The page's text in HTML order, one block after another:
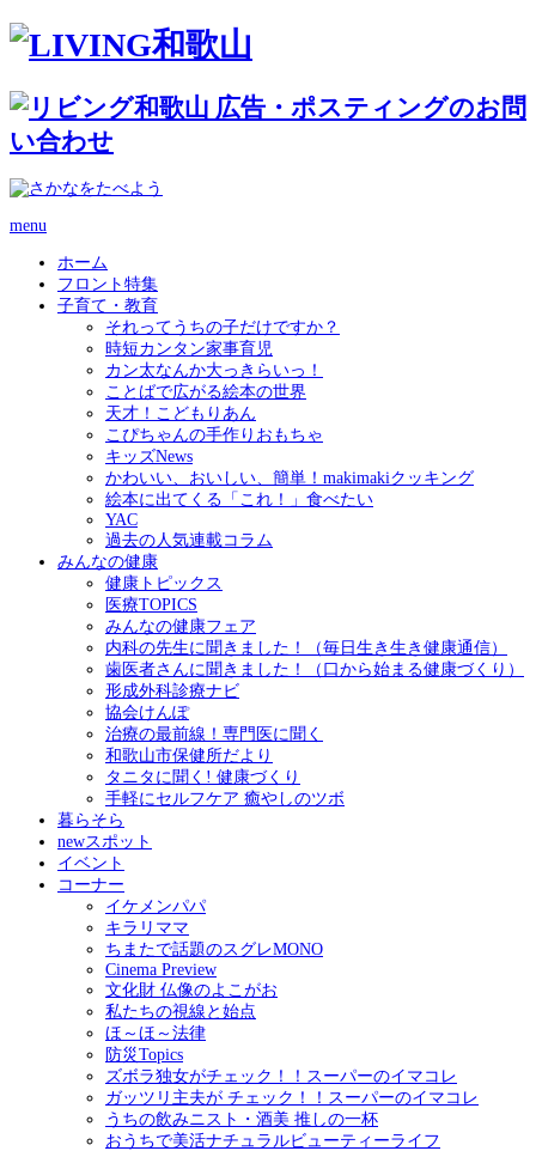
menu
ホーム
フロント特集
子育て・教育
それってうちの子だけですか？
時短カンタン家事育児
カン太なんか大っきらいっ！
ことばで広がる絵本の世界
天才！こどもりあん
こぴちゃんの手作りおもちゃ
キッズNews
かわいい、おいしい、簡単！makimakiクッキング
絵本に出てくる「これ！」食べたい
YAC
過去の人気連載コラム
みんなの健康
健康トピックス
医療TOPICS
みんなの健康フェア
内科の先生に聞きました！（毎日生き生き健康通信）
歯医者さんに聞きました！（口から始まる健康づくり）
形成外科診療ナビ
協会けんぽ
治療の最前線！専門医に聞く
和歌山市保健所だより
タニタに聞く! 健康づくり
手軽にセルフケア 癒やしのツボ
暮らそら
newスポット
イベント
コーナー
イケメンパパ
キラリママ
ちまたで話題のスグレMONO
Cinema Preview
文化財 仏像のよこがお
私たちの視線と始点
ほ～ほ～法律
防災Topics
ズボラ独女がチェック！！スーパーのイマコレ
ガッツリ主夫が チェック！！スーパーのイマコレ
うちの飲みニスト・酒美 推しの一杯
おうちで美活ナチュラルビューティーライフ